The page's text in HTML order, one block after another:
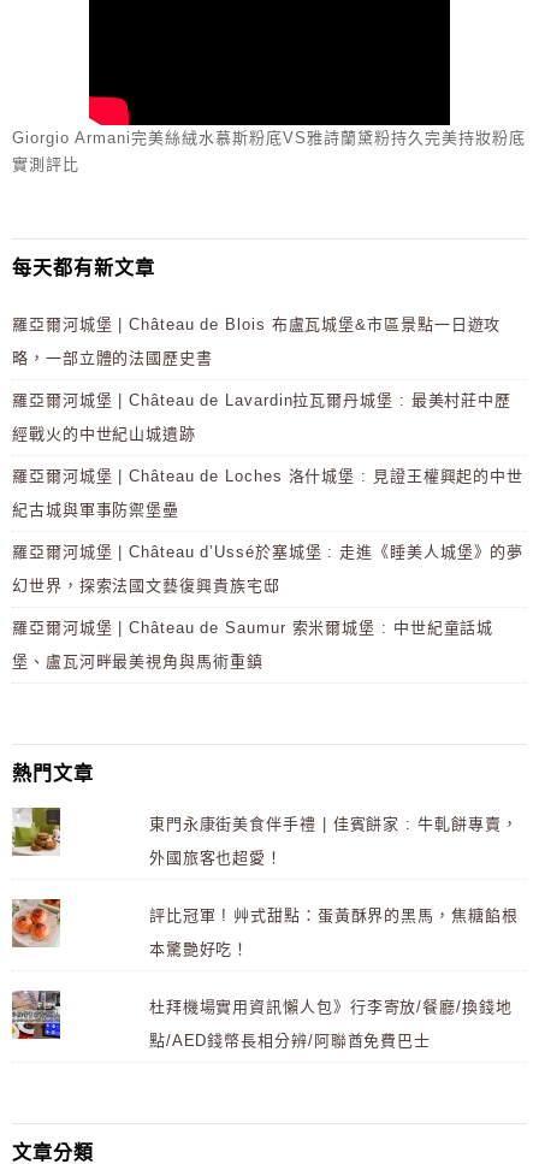
Giorgio Armani完美絲絨水慕斯粉底VS雅詩蘭黛粉持久完美持妝粉底
實測評比
每天都有新文章
羅亞爾河城堡 | Château de Blois 布盧瓦城堡&市區景點一日遊攻
略，一部立體的法國歷史書
羅亞爾河城堡 | Château de Lavardin拉瓦爾丹城堡 : 最美村莊中歷
經戰火的中世紀山城遺跡
羅亞爾河城堡 | Château de Loches 洛什城堡 : 見證王權興起的中世
紀古城與軍事防禦堡壘
羅亞爾河城堡 | Château d’Ussé於塞城堡 : 走進《睡美人城堡》的夢
幻世界，探索法國文藝復興貴族宅邸
羅亞爾河城堡 | Château de Saumur 索米爾城堡 : 中世紀童話城
堡、盧瓦河畔最美視角與馬術重鎮
熱門文章
東門永康街美食伴手禮 | 佳賓餅家 : 牛軋餅專賣，
外國旅客也超愛！
評比冠軍 ! 艸式甜點：蛋黃酥界的黑馬，焦糖餡根
本驚艷好吃！
杜拜機場實用資訊懶人包》行李寄放/餐廳/換錢地
點/AED錢幣長相分辨/阿聯酋免費巴士
文章分類